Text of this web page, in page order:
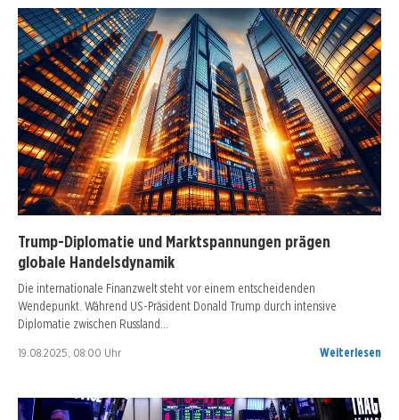
Trump-Diplomatie und Marktspannungen prägen
globale Handelsdynamik
Die internationale Finanzwelt steht vor einem entscheidenden
Wendepunkt. Während US-Präsident Donald Trump durch intensive
Diplomatie zwischen Russland…
19.08.2025, 08:00 Uhr Weiterlesen